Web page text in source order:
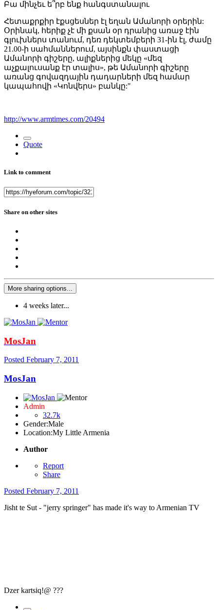
Բա մինչեւ ե՞րբ ենք հանգստանալու
Հետաքրքիր էքսցեսներ էլ եղան Ամանորի օրերին:
Օրինակ, հերիք չէ մի քսան օր դրանից առաջ էին
գլուխներս տանում, դեռ դեկտեմբերի 31-ին էլ, ժամը
21.00-ի սահմաններում, այսինքն փաստացի
Ամանորի գիշերը, ալիքներից մեկը «մեզ
աչքալուսանք էր տալիս», թե Ամանորի գիշերը
առանց գովազդային դադարների մեզ համար
կապահովի «Կոնվերս» բանկը:"
http://www.armtimes.com/20494
Quote
Link to comment
Share on other sites
More sharing options...
4 weeks later...
MosJan
Posted February 7, 2011
MosJan
Admin
32.7k
Gender:Male
Location:My Little Armenia
Author
Report
Share
Posted February 7, 2011
Jisht te Sut - "jerry springer" has made it's way to Armenian TV
Dzer kartsiq!@ ???